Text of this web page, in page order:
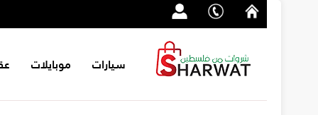
سيارات موبايلات